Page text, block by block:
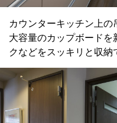
カウンターキッチン上
大容量のカップボード
クなどをスッキリと収納